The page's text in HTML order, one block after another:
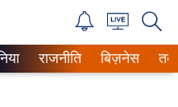
राजनीति बिज़नेस